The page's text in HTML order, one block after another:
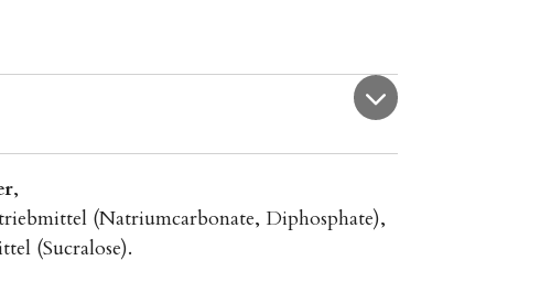
,
(Natriumcarbonate, Diphosphate),
(Sucralose).